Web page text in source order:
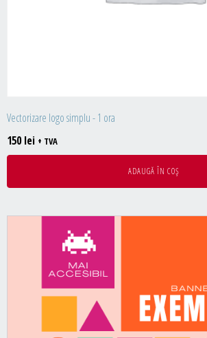
Vectorizare logo simplu - 1 ora
150lei + TVA
ADAUGĂ ÎN COȘ